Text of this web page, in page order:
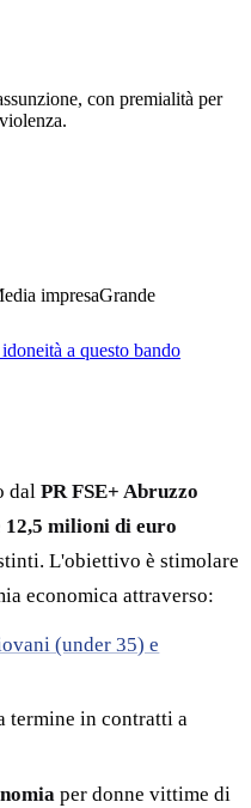
con premialità per
impresaGrande
a questo bando
dal PR FSE+ Abruzzo
12,5 milioni di euro
L'obiettivo è stimolare
economica attraverso:
(under 35) e
termine in contratti a
per donne vittime di